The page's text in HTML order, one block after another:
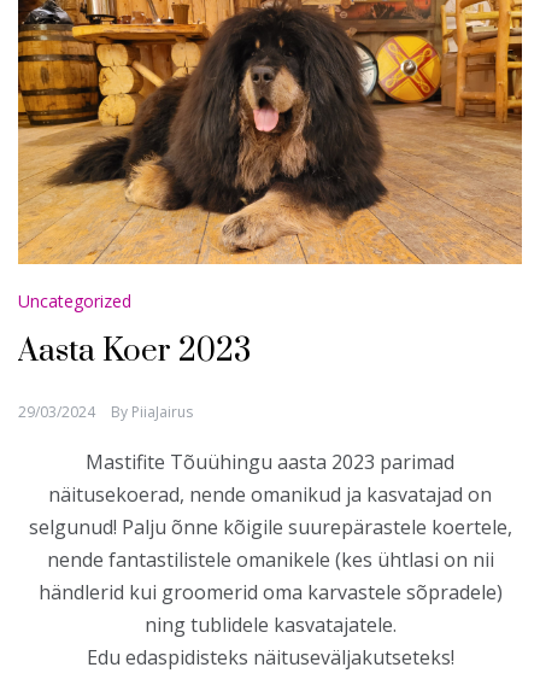
Uncategorized
Aasta Koer 2023
29/03/2024 By PiiaJairus
Mastifite Tõuühingu aasta 2023 parimad
näitusekoerad, nende omanikud ja kasvatajad on
selgunud! Palju õnne kõigile suurepärastele koertele,
nende fantastilistele omanikele (kes ühtlasi on nii
händlerid kui groomerid oma karvastele sõpradele)
ning tublidele kasvatajatele.
Edu edaspidisteks näituseväljakutseteks!